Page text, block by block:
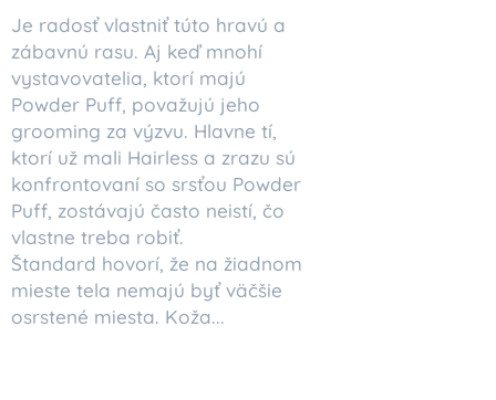
Je radosť vlastniť túto hravú a
zábavnú rasu. Aj keď mnohí
vystavovatelia, ktorí majú
Powder Puff, považujú jeho
grooming za výzvu. Hlavne tí,
ktorí už mali Hairless a zrazu sú
konfrontovaní so srsťou Powder
Puff, zostávajú často neistí, čo
vlastne treba robiť.
Štandard hovorí, že na žiadnom
mieste tela nemajú byť väčšie
osrstené miesta. Koža...